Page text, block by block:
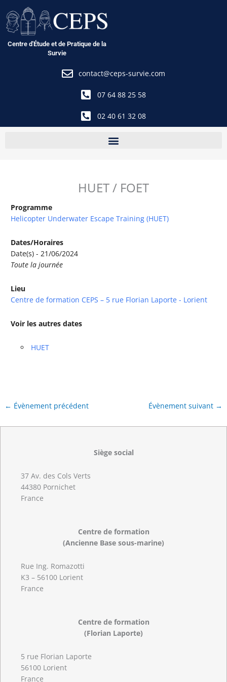
au
contenu
Centre d'Étude et de Pratique de la
Survie
contact@ceps-survie.com
07 64 88 25 58
02 40 61 32 08
HUET / FOET
Programme
Helicopter Underwater Escape Training (HUET)
Dates/Horaires
Date(s) - 21/06/2024
Toute la journée
Lieu
Centre de formation CEPS – 5 rue Florian Laporte - Lorient
Voir les autres dates
HUET
← Évènement précédent Évènement suivant →
Siège social
37 Av. des Cols Verts
44380 Pornichet
France
Centre de formation
(Ancienne Base sous-marine)
Rue Ing. Romazotti
K3 – 56100 Lorient
France
Centre de formation
(Florian Laporte)
5 rue Florian Laporte
56100 Lorient
France